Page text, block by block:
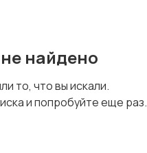
найдено
то, что вы искали.
и попробуйте еще раз.